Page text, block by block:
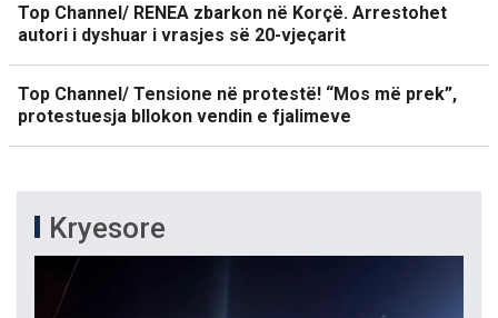
Top Channel/ RENEA zbarkon në Korçë. Arrestohet
autori i dyshuar i vrasjes së 20-vjeçarit
Top Channel/ Tensione në protestë! “Mos më prek”,
protestuesja bllokon vendin e fjalimeve
Kryesore